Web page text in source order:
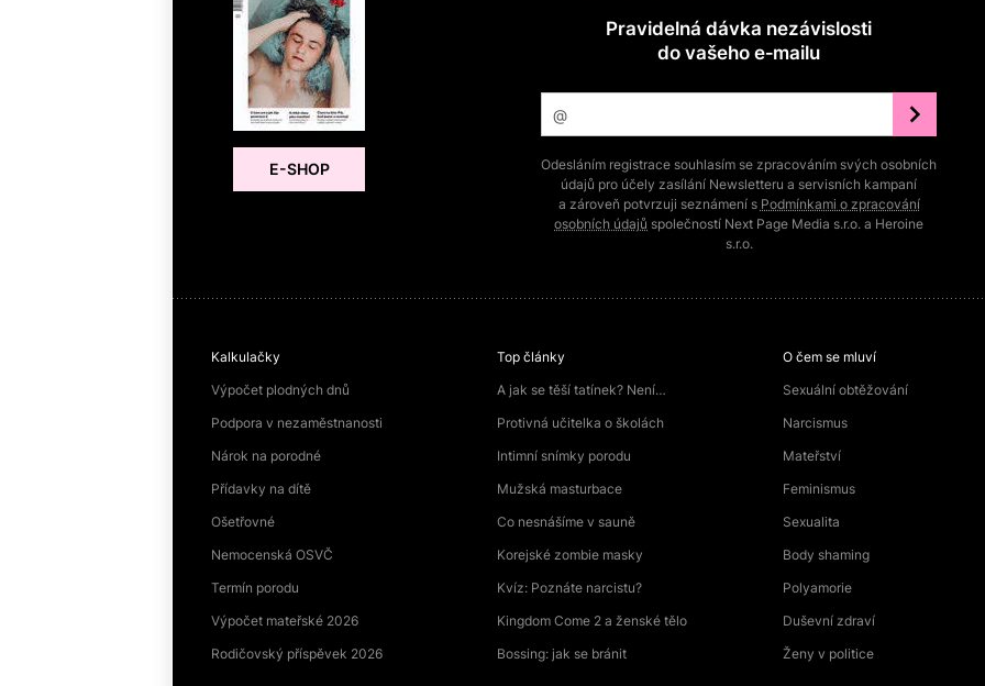
E-SHOP
Pravidelná dávka nezávislosti
do vašeho e‑mailu
Odesláním registrace souhlasím se zpracováním svých osobních
údajů pro účely zasílání Newsletteru a servisních kampaní
a zároveň potvrzuji seznámení s Podmínkami o zpracování
osobních údajů společností Next Page Media s.r.o. a Heroine
s.r.o.
Kalkulačky
Výpočet plodných dnů
Podpora v nezaměstnanosti
Nárok na porodné
Přídavky na dítě
Ošetřovné
Nemocenská OSVČ
Termín porodu
Výpočet mateřské 2026
Rodičovský příspěvek 2026
Top články
A jak se těší tatínek? Není…
Protivná učitelka o školách
Intimní snímky porodu
Mužská masturbace
Co nesnášíme v sauně
Korejské zombie masky
Kvíz: Poznáte narcistu?
Kingdom Come 2 a ženské tělo
Bossing: jak se bránit
O čem se mluví
Sexuální obtěžování
Narcismus
Mateřství
Feminismus
Sexualita
Body shaming
Polyamorie
Duševní zdraví
Ženy v politice